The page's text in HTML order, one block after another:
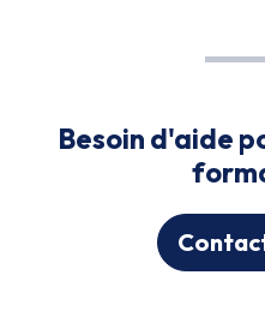
Besoin d'aide